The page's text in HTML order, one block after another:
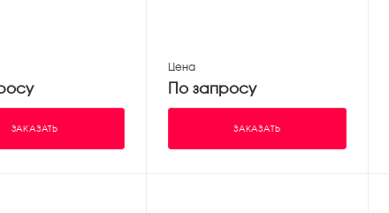
ЗАКАЗАТЬ
Цена
По запросу
ЗАКАЗАТЬ